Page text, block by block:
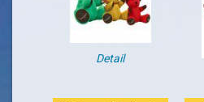
Detail